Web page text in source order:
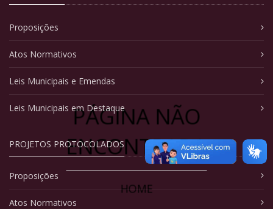
PÁGINA NÃO
ENCONTRADA
HOME
Proposições
Atos Normativos
Leis Municipais e Emendas
Leis Municipais em Destaque
PROJETOS PROTOCOLADOS
Proposições
Atos Normativos